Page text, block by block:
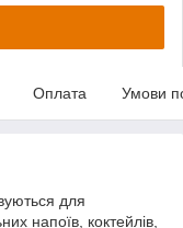
Оплата Умови
для
напоїв, коктейлів,